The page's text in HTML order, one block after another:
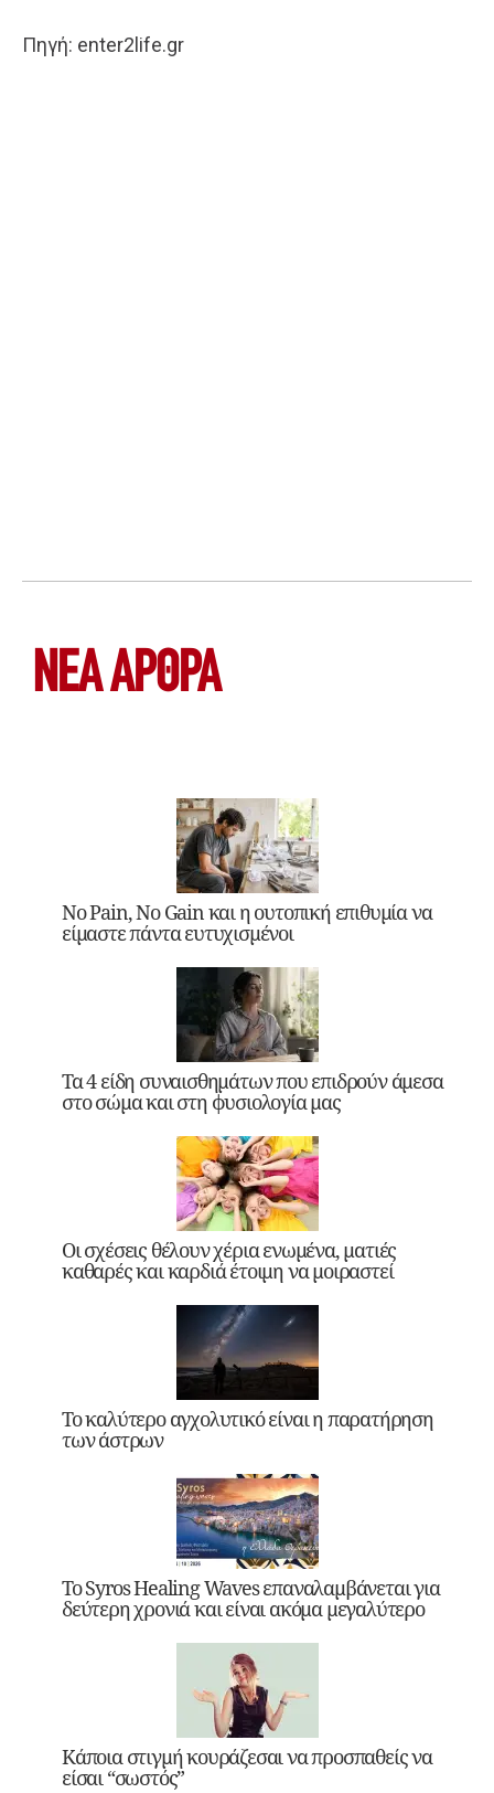
Πηγή: enter2life.gr
ΝΕΑ ΆΡΘΡΑ
No Pain, No Gain και η ουτοπική επιθυμία να
είμαστε πάντα ευτυχισμένοι
Τα 4 είδη συναισθημάτων που επιδρούν άμεσα
στο σώμα και στη φυσιολογία μας
Οι σχέσεις θέλουν χέρια ενωμένα, ματιές
καθαρές και καρδιά έτοιμη να μοιραστεί
Το καλύτερο αγχολυτικό είναι η παρατήρηση
των άστρων
Το Syros Healing Waves επαναλαμβάνεται για
δεύτερη χρονιά και είναι ακόμα μεγαλύτερο
Κάποια στιγμή κουράζεσαι να προσπαθείς να
είσαι “σωστός”